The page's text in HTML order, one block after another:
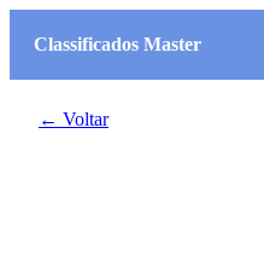
Classificados Master
← Voltar